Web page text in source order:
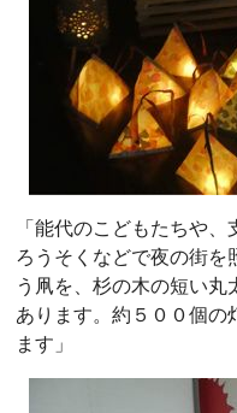
「能代のこどもたちや
ろうそくなどで夜の街を
う凧を、杉の木の短い
あります。約５００個の
ます」